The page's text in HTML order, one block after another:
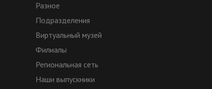
Разное
Подразделения
Виртуальный музей
Филиалы
Региональная сеть
Наши выпускники